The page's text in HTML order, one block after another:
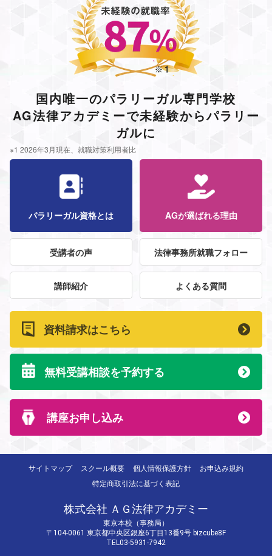
※1 2026年3月現在、就職対策利用者比
国内唯一のパラリーガル専門学校
AG法律アカデミーで未経験からパラリー
ガルに
パラリーガル資格とは AGが選ばれる理由
受講者の声 法律事務所就職フォロー
講師紹介 よくある質問
資料請求はこちら
無料受講相談を予約する
講座お申し込み
サイトマップ スクール概要 個人情報保護方針
お申込み規約
特定商取引法に基づく表記
株式会社 ＡＧ法律アカデミー
東京本校（事務局）
〒104-0061 東京都中央区銀座6丁目13番9号 bizcube8F
TEL03-5931-7942